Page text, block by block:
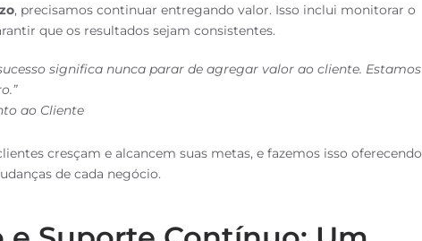
, precisamos continuar entregando valor. Isso inclui monitorar o
que os resultados sejam consistentes.
significa nunca parar de agregar valor ao cliente. Estamos
ao Cliente
cresçam e alcancem suas metas, e fazemos isso oferecendo
de cada negócio.